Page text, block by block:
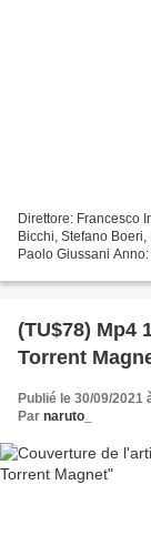
Direttore: Francesco
Bicchi, Stefano
Paolo Giussani
(TU$78) Mp4
Torrent
Publié le 30/09/2021
Par naruto_